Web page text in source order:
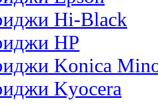
Hi-Black
HP
Konica
Kyocera